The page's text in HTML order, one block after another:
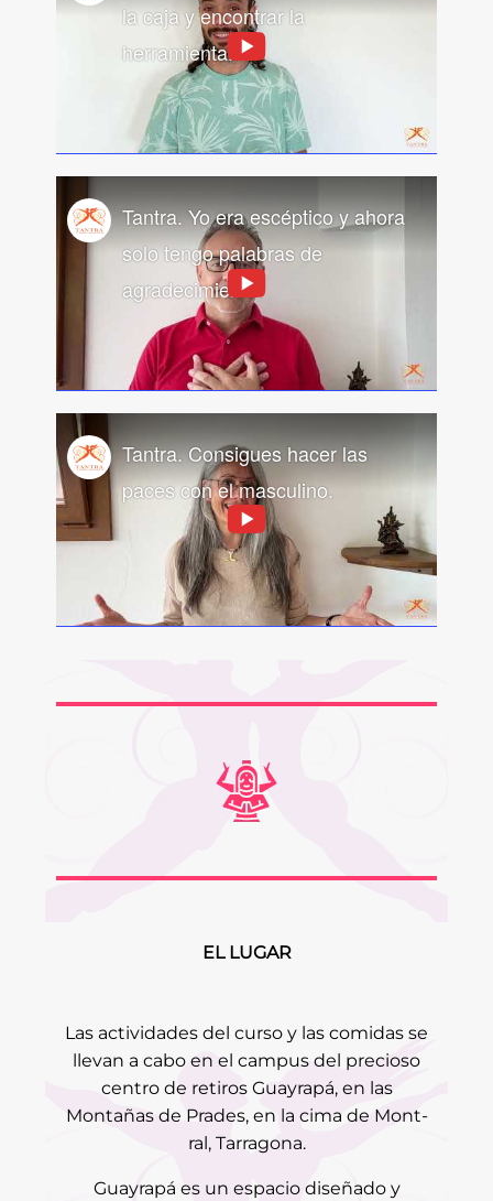
la caja y encontrar la
herramienta.
Tantra. Yo era escéptico y ahora
solo tengo palabras de
agradecimiento.
Tantra. Consigues hacer las
paces con el masculino.
EL LUGAR
Las actividades del curso y las comidas se
llevan a cabo en el campus del precioso
centro de retiros Guayrapá, en las
Montañas de Prades, en la cima de Mont-
ral, Tarragona.
Guayrapá es un espacio diseñado y